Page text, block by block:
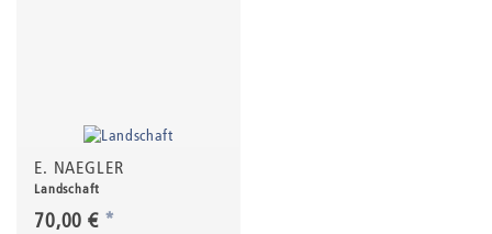
E. NAEGLER
Landschaft
70,00 € *